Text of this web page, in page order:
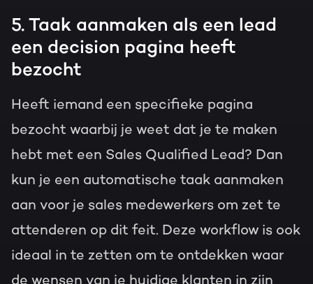
5. Taak aanmaken als een lead
een decision pagina heeft
bezocht
Heeft iemand een specifieke pagina
bezocht waarbij je weet dat je te maken
hebt met een Sales Qualified Lead? Dan
kun je een automatische taak aanmaken
aan voor je sales medewerkers om zet te
attenderen op dit feit. Deze workflow is ook
ideaal in te zetten om te ontdekken waar
de wensen van je huidige klanten in zijn